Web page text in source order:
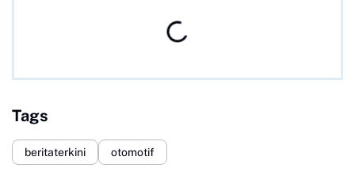
Tags
beritaterkini otomotif